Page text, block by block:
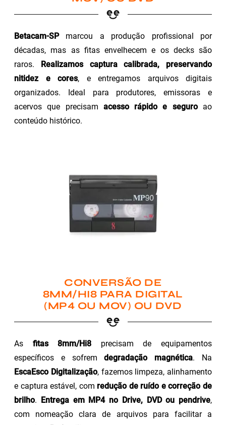
Betacam-SPmarcou a produção profissional por
décadas, mas as fitas envelhecem e os decks são
raros.
Realizamos captura calibrada, preservando
nitidez e cores, e entregamos arquivos digitais
organizados. Ideal para produtores, emissoras e
acervos que precisam acesso rápido e seguroao
conteúdo histórico.
CONVERSÃO DE
8MM/HI8 PARA DIGITAL
(MP4 OU MOV) OU DVD
As fitas 8mm/Hi8 precisam de equipamentos
específicos e sofremdegradação magnética. Na
EscaEsco Digitalização, fazemos limpeza, alinhamento
e captura estável, com redução de ruído e correção de
brilho. Entrega em MP4 no Drive, DVD ou pendrive,
com nomeação clara de arquivos para facilitar a